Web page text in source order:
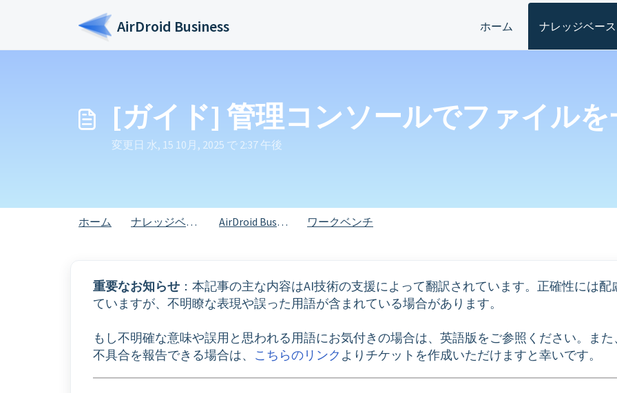
AirDroid Business ホーム ナレッジベース
[ガイド] 管理コンソールでファイル
変更日 水, 15 10月, 2025 で 2:37 午後
ホーム ナレッジベース AirDroid Business ワークベンチ
重要なお知らせ ：本記事の主な内容はAI技術の支援によって翻訳されています。正確性には配
ていますが、不明瞭な表現や誤った用語が含まれている場合があります。
もし不明確な意味や誤用と思われる用語にお気付きの場合は、英語版をご参照ください。また
不具合を報告できる場合は、 こちらのリンク よりチケットを作成いただけますと幸いです。